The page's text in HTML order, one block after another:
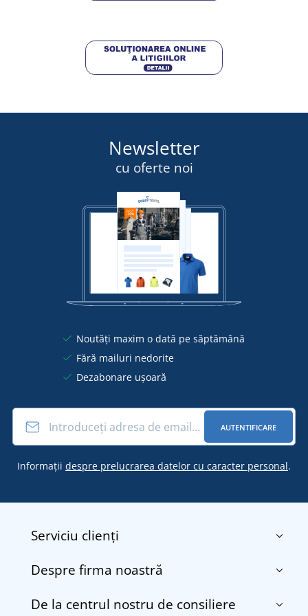
Newsletter
cu oferte noi
Noutăți maxim o dată pe săptămână
Fără mailuri nedorite
Dezabonare ușoară
AUTENTIFICARE
Informații despre prelucrarea datelor cu caracter personal.
Serviciu clienți
Contact
Transport și plată
Despre firma noastră
Despre noi
De la centrul nostru de consiliere